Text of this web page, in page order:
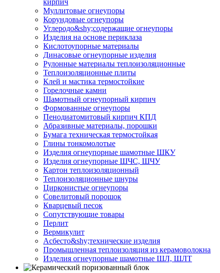
Муллитовые огнеупоры
Корундовые огнеупоры
Углеродо&shy;содержащие огнеупоры
Изделия на основе периклаза
Кислотоупорные материалы
Динасовые огнеупорные изделия
Рулонные материалы теплоизоляционные
Тепло­изоляционные плиты
Клей и мастика термостойкие
Горелочные камни
Шамотный огнеупорный кирпич
Формованные огнеупоры
Пенодиатомитовый кирпич КПД
Абразивные материалы, порошки
Бумага техническая термостойкая
Глины тонкомолотые
Изделия огнеупорные шамотные ШКУ
Изделия огнеупорные ШЧС, ШЧУ
Картон теплоизоляционный
Теплоизоляционные шнуры
Цирконистые огнеупоры
Совелитовый порошок
Кварцевый песок
Сопутствующие товары
Перлит
Вермикулит
Асбесто&shy;технические изделия
Промышленная теплоизоляция из керамоволокна
Изделия огнеупорные шамотные ШЛ, ШЛТ